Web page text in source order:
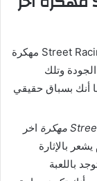
من مميزات تنزيل Street Racing 3D مهكرة
وتلك
أنك بسباق حقيقي
اخر
بالإثارة
باللعبة